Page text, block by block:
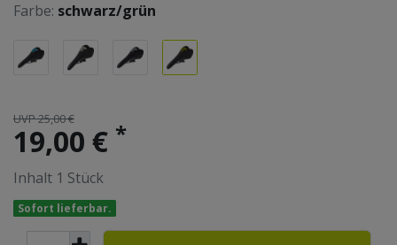
Farbe: schwarz/grün
UVP 25,00 €
19,00 € *
Inhalt 1 Stück
Sofort lieferbar.